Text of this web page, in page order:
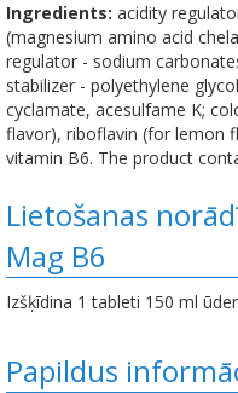
Ingredients: acidity
(magnesium amino acid
regulator - sodium
stabilizer - polyethylene
cyclamate, acesulfame K;
flavor), riboflavin (for lemon
vitamin B6. The product
Lietošanas
Mag B6
Izšķīdina 1 tableti 150 ml
Papildus